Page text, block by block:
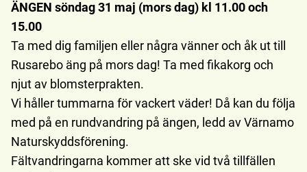
ÄNGEN söndag 31 maj (mors dag) kl 11.00 och
15.00
Ta med dig familjen eller några vänner och åk ut till
Rusarebo äng på mors dag! Ta med fikakorg och
njut av blomsterprakten.
Vi håller tummarna för vackert väder! Då kan du följa
med på en rundvandring på ängen, ledd av Värnamo
Naturskyddsförening.
Fältvandringarna kommer att ske vid två tillfällen